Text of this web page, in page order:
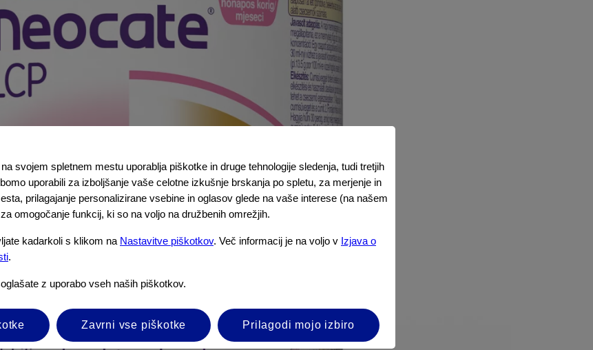
svojem spletnem mestu uporablja piškotke in druge tehnologije sledenja, tudi tretjih
uporabili za izboljšanje vaše celotne izkušnje brskanja po spletu, za merjenje in
prilagajanje personalizirane vsebine in oglasov glede na vaše interese (na našem
omogočanje funkcij, ki so na voljo na družbenih omrežjih.
kadarkoli s klikom na Nastavitve piškotkov. Več informacij je na voljo v Izjava o
.
z uporabo vseh naših piškotkov.
Zavrni vse piškotke Prilagodi mojo izbiro